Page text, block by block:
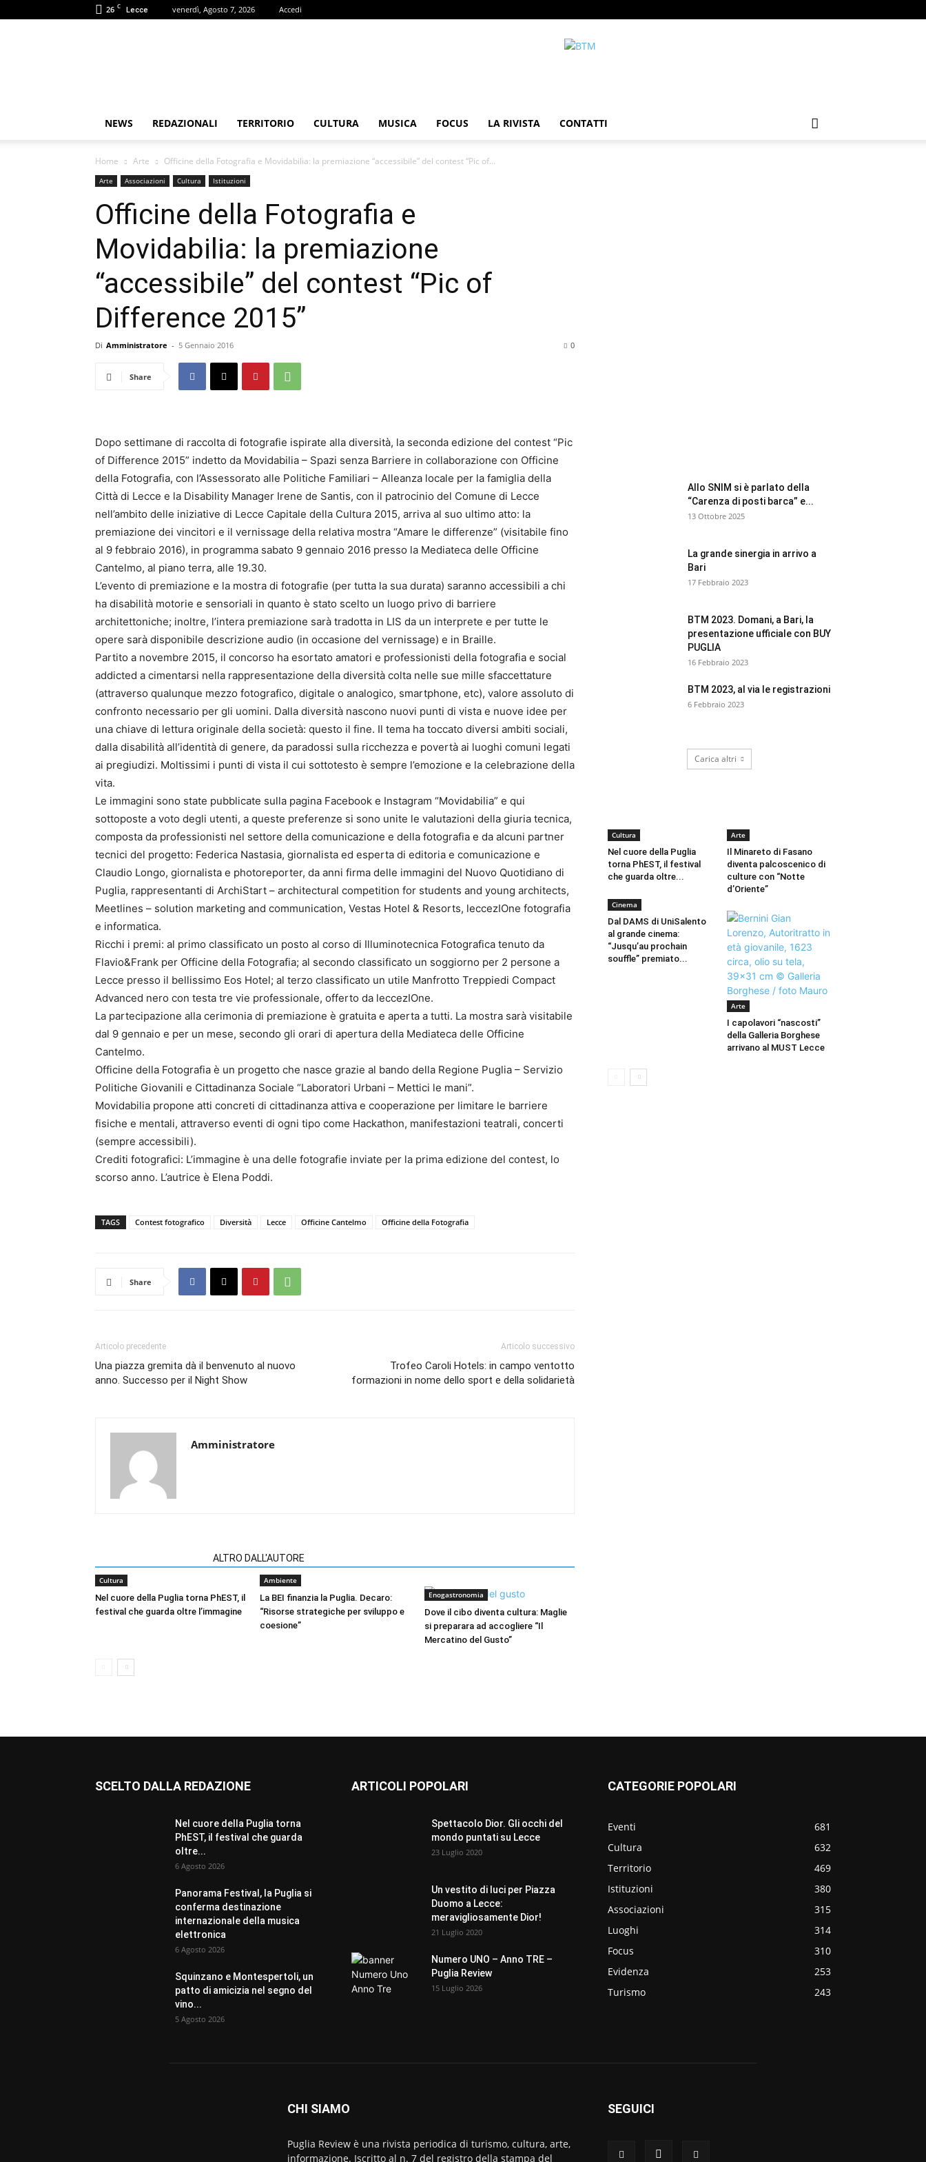
26 C Lecce venerdì, Agosto 7, 2026 Accedi
NEWS REDAZIONALI TERRITORIO CULTURA MUSICA FOCUS LA RIVISTA CONTATTI
Home Arte Officine della Fotografia e Movidabilia: la premiazione “accessibile” del contest “Pic of...
Arte Associazioni Cultura Istituzioni
Officine della Fotografia e
Movidabilia: la premiazione
“accessibile” del contest “Pic of
Difference 2015”
Di Amministratore - 5 Gennaio 2016 0
Share
Dopo settimane di raccolta di fotografie ispirate alla diversità, la seconda edizione del contest “Pic
of Difference 2015” indetto da Movidabilia – Spazi senza Barriere in collaborazione con Officine
della Fotografia, con l’Assessorato alle Politiche Familiari – Alleanza locale per la famiglia della
Città di Lecce e la Disability Manager Irene de Santis, con il patrocinio del Comune di Lecce
nell’ambito delle iniziative di Lecce Capitale della Cultura 2015, arriva al suo ultimo atto: la
premiazione dei vincitori e il vernissage della relativa mostra “Amare le differenze” (visitabile fino
al 9 febbraio 2016), in programma sabato 9 gennaio 2016 presso la Mediateca delle Officine
Cantelmo, al piano terra, alle 19.30.
L’evento di premiazione e la mostra di fotografie (per tutta la sua durata) saranno accessibili a chi
ha disabilità motorie e sensoriali in quanto è stato scelto un luogo privo di barriere
architettoniche; inoltre, l’intera premiazione sarà tradotta in LIS da un interprete e per tutte le
opere sarà disponibile descrizione audio (in occasione del vernissage) e in Braille.
Partito a novembre 2015, il concorso ha esortato amatori e professionisti della fotografia e social
addicted a cimentarsi nella rappresentazione della diversità colta nelle sue mille sfaccettature
(attraverso qualunque mezzo fotografico, digitale o analogico, smartphone, etc), valore assoluto di
confronto necessario per gli uomini. Dalla diversità nascono nuovi punti di vista e nuove idee per
una chiave di lettura originale della società: questo il fine. Il tema ha toccato diversi ambiti sociali,
dalla disabilità all’identità di genere, da paradossi sulla ricchezza e povertà ai luoghi comuni legati
ai pregiudizi. Moltissimi i punti di vista il cui sottotesto è sempre l’emozione e la celebrazione della
vita.
Le immagini sono state pubblicate sulla pagina Facebook e Instagram “Movidabilia” e qui
sottoposte a voto degli utenti, a queste preferenze si sono unite le valutazioni della giuria tecnica,
composta da professionisti nel settore della comunicazione e della fotografia e da alcuni partner
tecnici del progetto: Federica Nastasia, giornalista ed esperta di editoria e comunicazione e
Claudio Longo, giornalista e photoreporter, da anni firma delle immagini del Nuovo Quotidiano di
Puglia, rappresentanti di ArchiStart – architectural competition for students and young architects,
Meetlines – solution marketing and communication, Vestas Hotel & Resorts, leccezIOne fotografia
e informatica.
Ricchi i premi: al primo classificato un posto al corso di Illuminotecnica Fotografica tenuto da
Flavio&Frank per Officine della Fotografia; al secondo classificato un soggiorno per 2 persone a
Lecce presso il bellissimo Eos Hotel; al terzo classificato un utile Manfrotto Treppiedi Compact
Advanced nero con testa tre vie professionale, offerto da leccezIOne.
La partecipazione alla cerimonia di premiazione è gratuita e aperta a tutti. La mostra sarà visitabile
dal 9 gennaio e per un mese, secondo gli orari di apertura della Mediateca delle Officine
Cantelmo.
Officine della Fotografia è un progetto che nasce grazie al bando della Regione Puglia – Servizio
Politiche Giovanili e Cittadinanza Sociale “Laboratori Urbani – Mettici le mani”.
Movidabilia propone atti concreti di cittadinanza attiva e cooperazione per limitare le barriere
fisiche e mentali, attraverso eventi di ogni tipo come Hackathon, manifestazioni teatrali, concerti
(sempre accessibili).
Crediti fotografici: L’immagine è una delle fotografie inviate per la prima edizione del contest, lo
scorso anno. L’autrice è Elena Poddi.
TAGS Contest fotografico Diversità Lecce Officine Cantelmo Officine della Fotografia
Share
Articolo precedente
Una piazza gremita dà il benvenuto al nuovo
anno. Successo per il Night Show
Articolo successivo
Trofeo Caroli Hotels: in campo ventotto
formazioni in nome dello sport e della solidarietà
Amministratore
ALTRO DALL'AUTORE
Cultura
Nel cuore della Puglia torna PhEST, il
festival che guarda oltre l’immagine
Ambiente
La BEI finanzia la Puglia. Decaro:
“Risorse strategiche per sviluppo e
coesione”
Enogastronomia
Dove il cibo diventa cultura: Maglie
si preparara ad accogliere “Il
Mercatino del Gusto”
Allo SNIM si è parlato della
“Carenza di posti barca” e...
13 Ottobre 2025
La grande sinergia in arrivo a
Bari
17 Febbraio 2023
BTM 2023. Domani, a Bari, la
presentazione ufficiale con BUY
PUGLIA
16 Febbraio 2023
BTM 2023, al via le registrazioni
6 Febbraio 2023
Carica altri
Cultura
Nel cuore della Puglia
torna PhEST, il festival
che guarda oltre...
Arte
Il Minareto di Fasano
diventa palcoscenico di
culture con “Notte
d’Oriente”
Cinema
Dal DAMS di UniSalento
al grande cinema:
“Jusqu’au prochain
souffle” premiato...
Arte
I capolavori “nascosti”
della Galleria Borghese
arrivano al MUST Lecce
SCELTO DALLA REDAZIONE
Nel cuore della Puglia torna
PhEST, il festival che guarda
oltre...
6 Agosto 2026
Panorama Festival, la Puglia si
conferma destinazione
internazionale della musica
elettronica
6 Agosto 2026
Squinzano e Montespertoli, un
patto di amicizia nel segno del
vino...
5 Agosto 2026
ARTICOLI POPOLARI
Spettacolo Dior. Gli occhi del
mondo puntati su Lecce
23 Luglio 2020
Un vestito di luci per Piazza
Duomo a Lecce:
meravigliosamente Dior!
21 Luglio 2020
Numero UNO – Anno TRE –
Puglia Review
15 Luglio 2026
CATEGORIE POPOLARI
Eventi
681
Cultura
632
Territorio
469
Istituzioni
380
Associazioni
315
Luoghi
314
Focus
310
Evidenza
253
Turismo
243
CHI SIAMO
Puglia Review è una rivista periodica di turismo, cultura, arte,
informazione. Iscritto al n. 7 del registro della stampa del
SEGUICI